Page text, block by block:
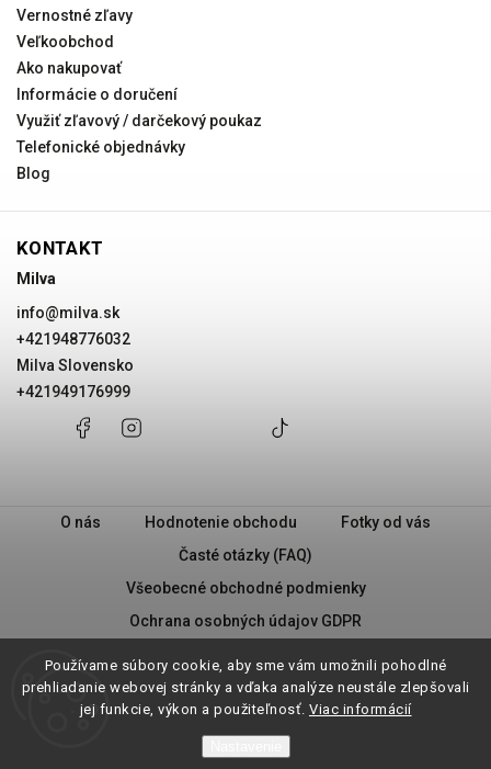
Používame súbory cookie, aby sme vám umožnili pohodlné
prehliadanie webovej stránky a vďaka analýze neustále zlepšovali
jej funkcie, výkon a použiteľnosť. Viac informácií
Vernostné zľavy
Veľkoobchod
Ako nakupovať
Informácie o doručení
Využiť zľavový / darčekový poukaz
Telefonické objednávky
Blog
KONTAKT
Milva
info@milva.sk
+421948776032
Milva Slovensko
+421949176999
+421948776032
Facebook
Slovensko
+421949176999
O nás Hodnotenie obchodu
Fotky od vás
Časté otázky (FAQ)
Všeobecné obchodné podmienky
Ochrana osobných údajov GDPR
Vrátenie tovaru
Milva.sk. Všetky práva vyhradené.